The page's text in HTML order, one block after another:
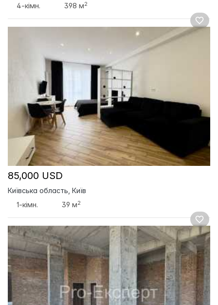
4-кімн.
398 м2
85,000 USD
Київська область, Київ
1-кімн.
39 м2